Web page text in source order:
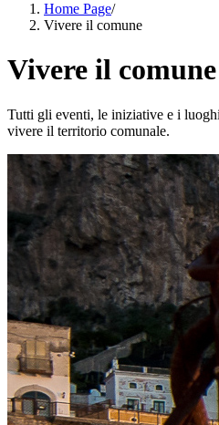
Home Page/
Vivere il comune
Vivere il comune
Tutti gli eventi, le iniziative e i
vivere il territorio comunale.